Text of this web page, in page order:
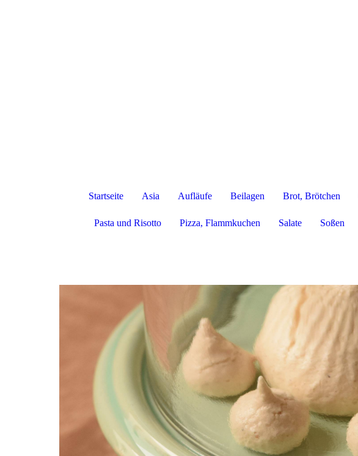
Startseite Asia Aufläufe Beilagen Brot, Brötchen
Pasta und Risotto Pizza, Flammkuchen Salate Soßen